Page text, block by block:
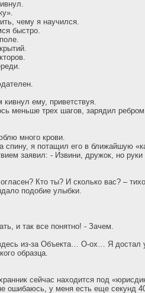
чему я научился.
быстро.
ему, приветствуя.
меньше трех шагов, зарядил
много крови.
спину, я потащил его в ближайшую
заявил: - Извини, дружок, но
Кто ты? И сколько вас? –
подобие улыбки.
и так все понятно! - Зачем.
из-за Объекта… О-ох… Я достал
образца.
сейчас находится под
ошибаюсь, у меня есть еще секунд